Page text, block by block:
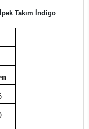
Takım İndigo